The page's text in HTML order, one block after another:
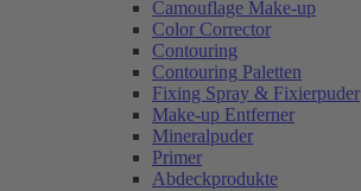
Camouflage Make-up
Color Corrector
Contouring
Contouring Paletten
Fixing Spray & Fixierpuder
Make-up Entferner
Mineralpuder
Primer
Abdeckprodukte